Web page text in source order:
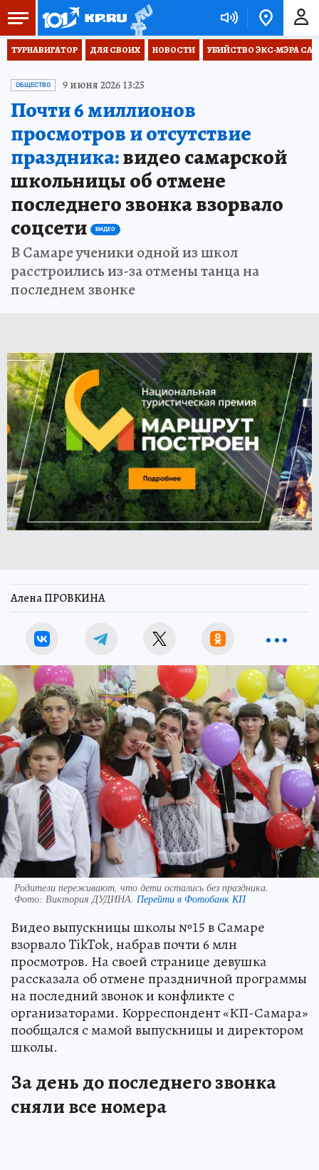
ТУРНАВИГАТОР ДЛЯ СВОИХ НОВОСТИ УБИЙСТВО ЭКС-МЭРА
ОБЩЕСТВО 9 июня 2026 13:25
Почти 6 миллионов
просмотров и отсутствие
праздника:видео самарской
школьницы об отмене
последнего звонка взорвало
соцсети
ВИДЕО
В Самаре ученики одной из школ
расстроились из-за отмены танца на
последнем звонке
Алена ПРОВКИНА
Родители переживают, что дети остались без праздника.
Фото: Виктория ДУДИНА. Перейти в Фотобанк КП
Видео выпускницы школы №15 в Самаре
взорвало TikTok, набрав почти 6 млн
просмотров. На своей странице девушка
рассказала об отмене праздничной программы
на последний звонок и конфликте с
организаторами. Корреспондент «КП-Самара»
пообщался с мамой выпускницы и директором
школы.
За день до последнего звонка
сняли все номера